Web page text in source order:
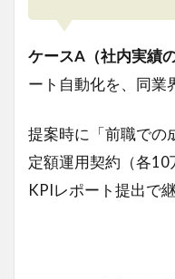
ケースA（社内実績の
ート自動化を、同業
提案時に「前職での
定額運用契約（各
KPIレポート提出で